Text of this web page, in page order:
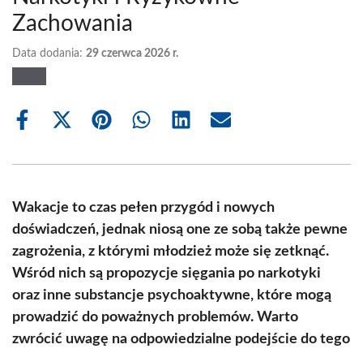
Zachowania
Data dodania: 29 czerwca 2026 r.
Share
Share
(Twitter)
Share Share Share Share
Wakacje to czas pełen przygód i nowych
doświadczeń, jednak niosą one ze sobą także pewne
zagrożenia, z którymi młodzież może się zetknąć.
Wśród nich są propozycje sięgania po narkotyki
oraz inne substancje psychoaktywne, które mogą
prowadzić do poważnych problemów. Warto
zwrócić uwagę na odpowiedzialne podejście do tego